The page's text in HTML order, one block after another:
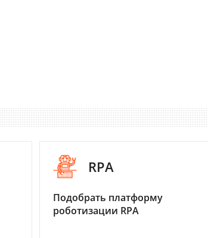
RPA
Подобрать платформу
роботизации RPA